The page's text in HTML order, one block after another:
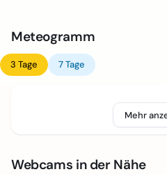
Meteogramm
3 Tage 7 Tage
Mehr
Webcams in der Nähe